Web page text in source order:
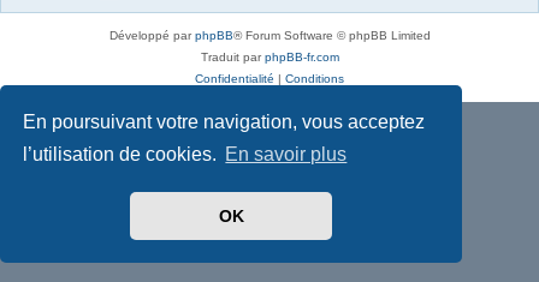
En poursuivant votre navigation, vous acceptez
l’utilisation de cookies. En savoir plus
OK
Développé parphpBB® Forum Software © phpBB Limited
Traduit parphpBB-fr.com
Confidentialité | Conditions